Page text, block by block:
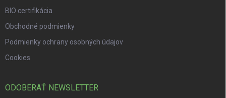
BIO certifikácia
Obchodné podmienky
Podmienky ochrany osobných údajov
Cookies
ODOBERAŤ NEWSLETTER